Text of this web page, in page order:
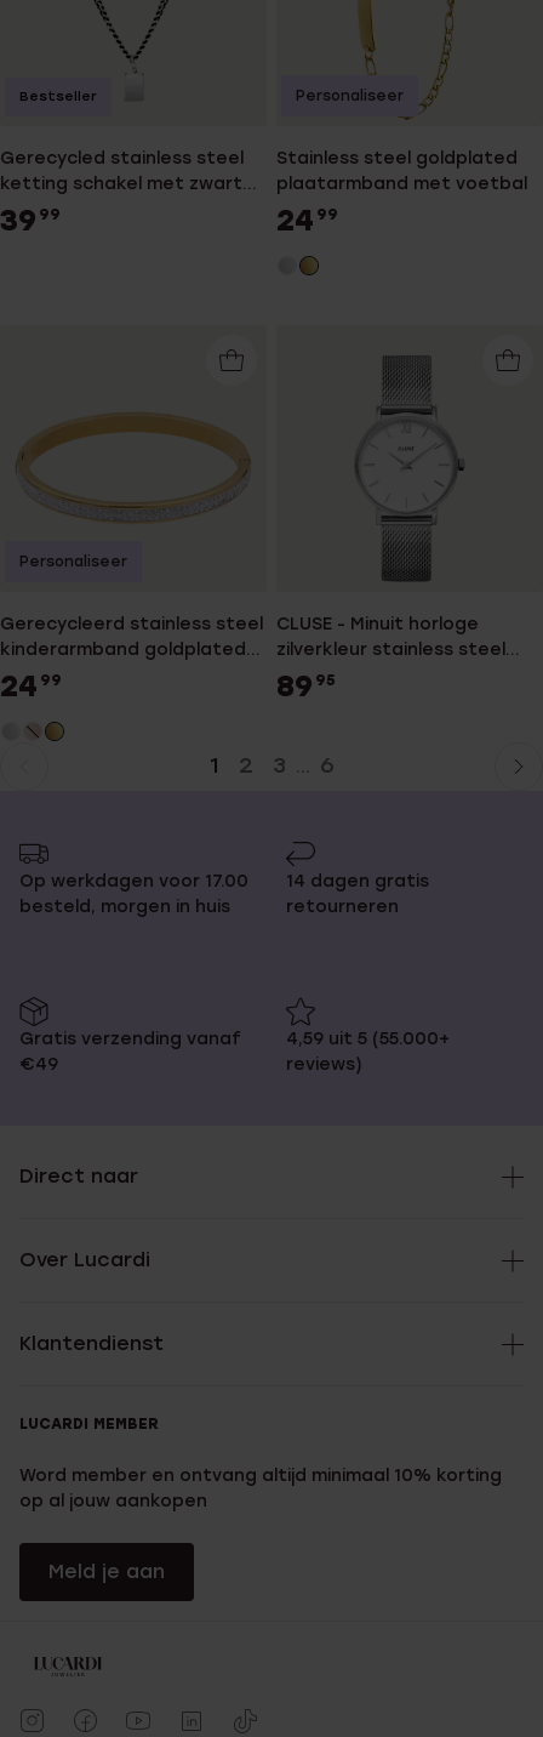
Gerecycled stainless steel
ketting schakel met zwarte
accenten voor heren
39 99
Bestseller
Stainless steel goldplated
plaatarmband met voetbal
24 99
Personaliseer
Gerecycleerd stainless steel
kinderarmband goldplated
wit kristal
24 99
Personaliseer
CLUSE - Minuit horloge
zilverkleur stainless steel
mesh band
89 95
1 2 3 ... 6
Op werkdagen voor 17.00
besteld, morgen in huis
14 dagen gratis
retourneren
Gratis verzending vanaf
€49
4,59 uit 5 (55.000+
reviews)
Direct naar
Over Lucardi
Klantendienst
LUCARDI MEMBER
Word member en ontvang altijd minimaal 10% korting
op al jouw aankopen
Meld je aan